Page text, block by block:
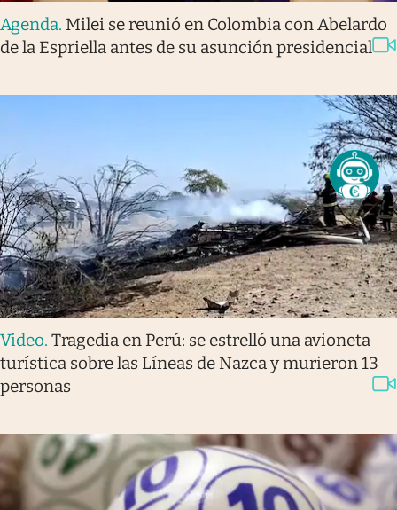
Agenda. Milei se reunió en Colombia con Abelardo
de la Espriella antes de su asunción presidencial
Video. Tragedia en Perú: se estrelló una avioneta
turística sobre las Líneas de Nazca y murieron 13
personas